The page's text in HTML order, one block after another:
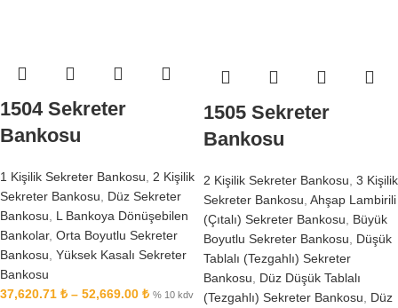
1504 Sekreter
Bankosu
1 Kişilik Sekreter Bankosu, 2 Kişilik
Sekreter Bankosu, Düz Sekreter
Bankosu, L Bankoya Dönüşebilen
Bankolar, Orta Boyutlu Sekreter
Bankosu, Yüksek Kasalı Sekreter
Bankosu
37,620.71 ₺ – 52,669.00 ₺ % 10 kdv
1505 Sekreter
Bankosu
2 Kişilik Sekreter Bankosu, 3 Kişilik
Sekreter Bankosu, Ahşap Lambirili
(Çıtalı) Sekreter Bankosu, Büyük
Boyutlu Sekreter Bankosu, Düşük
Tablalı (Tezgahlı) Sekreter
Bankosu, Düz Düşük Tablalı
(Tezgahlı) Sekreter Bankosu, Düz